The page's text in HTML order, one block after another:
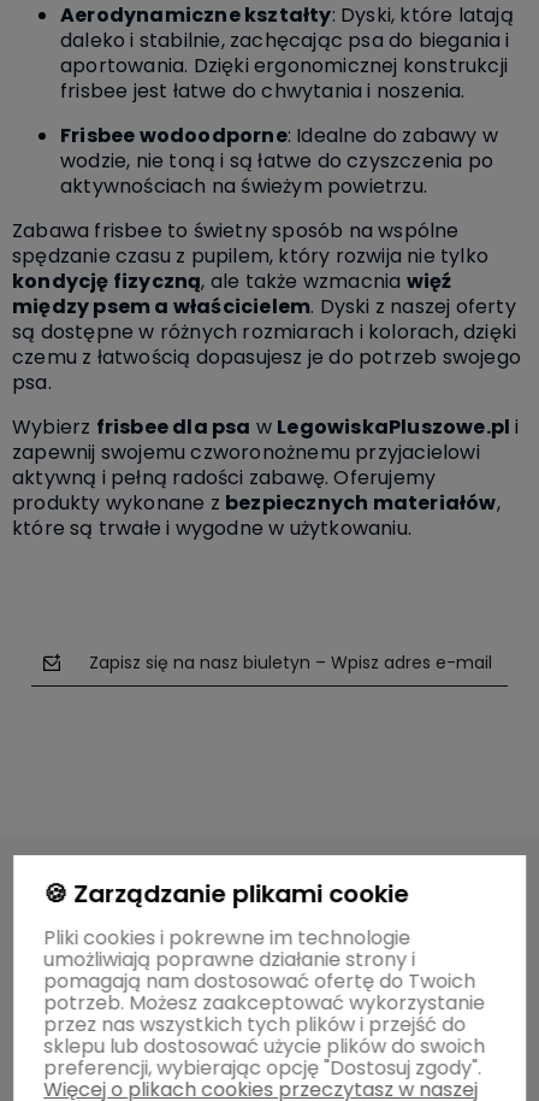
Aerodynamiczne kształty: Dyski, które latają
daleko i stabilnie, zachęcając psa do biegania i
aportowania. Dzięki ergonomicznej konstrukcji
frisbee jest łatwe do chwytania i noszenia.
Frisbee wodoodporne: Idealne do zabawy w
wodzie, nie toną i są łatwe do czyszczenia po
aktywnościach na świeżym powietrzu.
Zabawa frisbee to świetny sposób na wspólne
spędzanie czasu z pupilem, który rozwija nie tylko
kondycję fizyczną, ale także wzmacnia więź
między psem a właścicielem. Dyski z naszej oferty
są dostępne w różnych rozmiarach i kolorach, dzięki
czemu z łatwością dopasujesz je do potrzeb swojego
psa.
Wybierz frisbee dla psa w LegowiskaPluszowe.pl i
zapewnij swojemu czworonożnemu przyjacielowi
aktywną i pełną radości zabawę. Oferujemy
produkty wykonane z bezpiecznych materiałów,
które są trwałe i wygodne w użytkowaniu.
Zapisz się na nasz biuletyn – Wpisz adres e-mail
polityce prywatności
O MARCE
POMOCNE INFORMACJE
🍪 Zarządzanie plikami cookie
Pliki cookies i pokrewne im technologie
umożliwiają poprawne działanie strony i
pomagają nam dostosować ofertę do Twoich
potrzeb. Możesz zaakceptować wykorzystanie
przez nas wszystkich tych plików i przejść do
sklepu lub dostosować użycie plików do swoich
preferencji, wybierając opcję "Dostosuj zgody".
Więcej o plikach cookies przeczytasz w naszej